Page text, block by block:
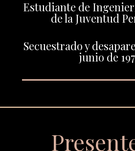
Estudiante de
de la Juventud
Secuestrado y
junio de